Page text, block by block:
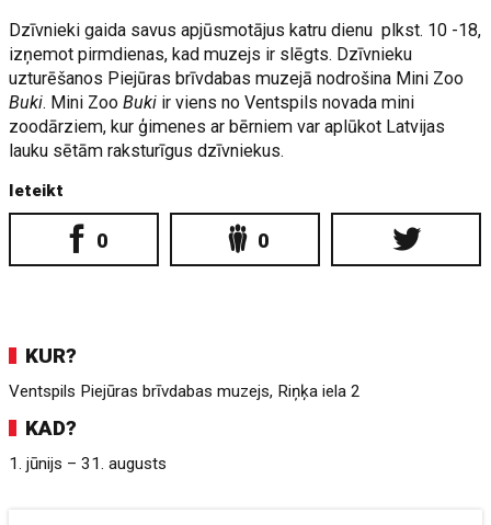
Dzīvnieki gaida savus apjūsmotājus katru dienu plkst. 10 -18,
izņemot pirmdienas, kad muzejs ir slēgts. Dzīvnieku
uzturēšanos Piejūras brīvdabas muzejā nodrošina Mini Zoo
Buki. Mini ZooBuki ir viens no Ventspils novada mini
zoodārziem, kur ģimenes ar bērniem var aplūkot Latvijas
lauku sētām raksturīgus dzīvniekus.
Ieteikt
0 0
KUR?
Ventspils Piejūras brīvdabas muzejs, Riņķa iela 2
KAD?
1. jūnijs – 31. augusts